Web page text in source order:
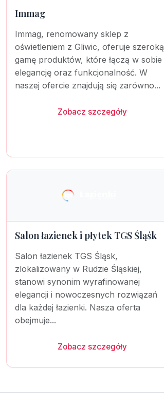
Immag
Immag, renomowany sklep z
oświetleniem z Gliwic, oferuje szeroką
gamę produktów, które łączą w sobie
elegancję oraz funkcjonalność. W
naszej ofercie znajdują się zarówno...
Zobacz szczegóły
Salon łazienek i płytek TGS Śląśk
Salon łazienek TGS Śląsk,
zlokalizowany w Rudzie Śląskiej,
stanowi synonim wyrafinowanej
elegancji i nowoczesnych rozwiązań
dla każdej łazienki. Nasza oferta
obejmuje...
Zobacz szczegóły